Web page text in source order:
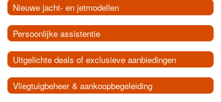
Nieuwe jacht- en jetmodellen
Persoonlijke assistentie
Uitgelichte deals of exclusieve aanbiedingen
Vliegtuigbeheer & aankoopbegeleiding